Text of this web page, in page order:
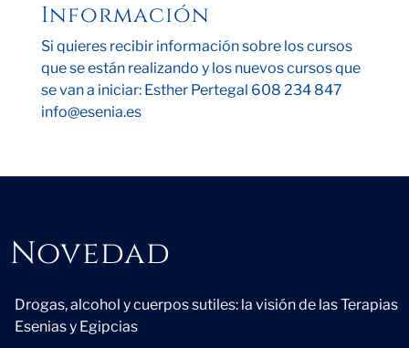
Información
Si quieres recibir información sobre los cursos
que se están realizando y los nuevos cursos que
se van a iniciar: Esther Pertegal 608 234 847
info@esenia.es
Novedad
Novedad
Drogas, alcohol y cuerpos sutiles: la visión de las Terapias
Esenias y Egipcias